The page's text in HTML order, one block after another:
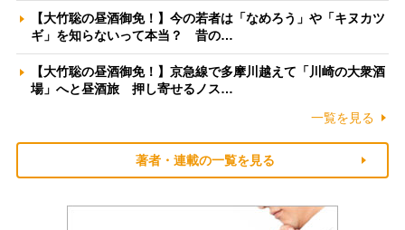
【大竹聡の昼酒御免！】今の若者は「なめろう」や「キヌカツ
ギ」を知らないって本当？ 昔の…
【大竹聡の昼酒御免！】京急線で多摩川越えて「川崎の大衆酒
場」へと昼酒旅 押し寄せるノス…
一覧を見る
著者・連載の一覧を見る